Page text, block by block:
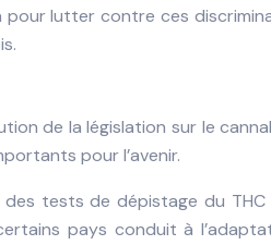
lutter contre ces
de la législation sur le
pour l’avenir.
tests de dépistage du THC
pays conduit à